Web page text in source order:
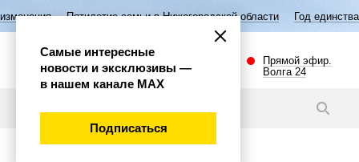
семьи в Нижегородской области Год единства народов России
Прямой эфир.
Волга 24
Самые интересные
новости и эксклюзивы —
в нашем канале МАХ
Подписаться